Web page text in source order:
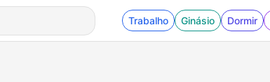
Trabalho Ginásio Dormir